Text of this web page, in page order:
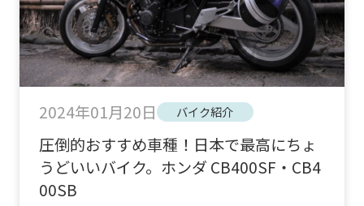
2024年01月20日 バイク紹介
圧倒的おすすめ車種！日本で最高にちょ
うどいいバイク。ホンダ CB400SF・CB4
00SB